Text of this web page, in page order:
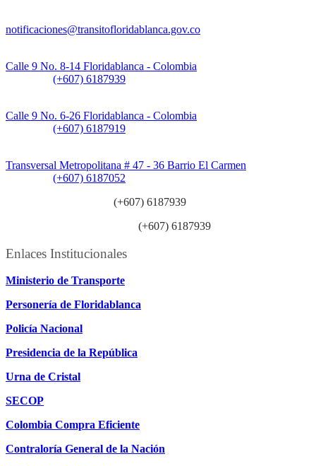
notificaciones@transitofloridablanca.gov.co
Calle 9 No. 8-14 Floridablanca - Colombia
(+607) 6187939
Calle 9 No. 6-26 Floridablanca - Colombia
(+607) 6187919
Transversal Metropolitana # 47 - 36 Barrio El Carmen
(+607) 6187052
(+607) 6187939
(+607) 6187939
Enlaces Institucionales
Ministerio de Transporte
Personería de Floridablanca
Policía Nacional
Presidencia de la República
Urna de Cristal
SECOP
Colombia Compra Eficiente
Contraloría General de la Nación